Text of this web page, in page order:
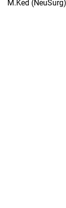
M.Ked